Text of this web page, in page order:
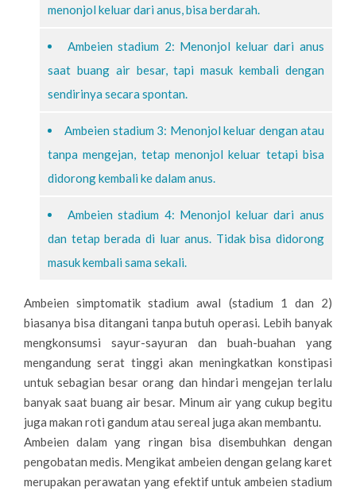
menonjol keluar dari anus, bisa berdarah.
Ambeien stadium 2: Menonjol keluar dari anus
saat buang air besar, tapi masuk kembali dengan
sendirinya secara spontan.
Ambeien stadium 3: Menonjol keluar dengan atau
tanpa mengejan, tetap menonjol keluar tetapi bisa
didorong kembali ke dalam anus.
Ambeien stadium 4: Menonjol keluar dari anus
dan tetap berada di luar anus. Tidak bisa didorong
masuk kembali sama sekali.
Ambeien simptomatik stadium awal (stadium 1 dan 2)
biasanya bisa ditangani tanpa butuh operasi. Lebih banyak
mengkonsumsi sayur-sayuran dan buah-buahan yang
mengandung serat tinggi akan meningkatkan konstipasi
untuk sebagian besar orang dan hindari mengejan terlalu
banyak saat buang air besar. Minum air yang cukup begitu
juga makan roti gandum atau sereal juga akan membantu.
Ambeien dalam yang ringan bisa disembuhkan dengan
pengobatan medis. Mengikat ambeien dengan gelang karet
merupakan perawatan yang efektif untuk ambeien stadium